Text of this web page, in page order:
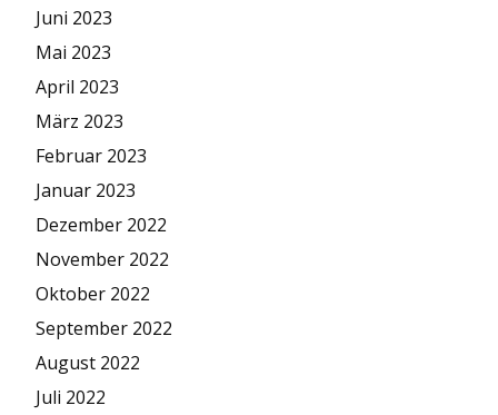
Juni 2023
Mai 2023
April 2023
März 2023
Februar 2023
Januar 2023
Dezember 2022
November 2022
Oktober 2022
September 2022
August 2022
Juli 2022